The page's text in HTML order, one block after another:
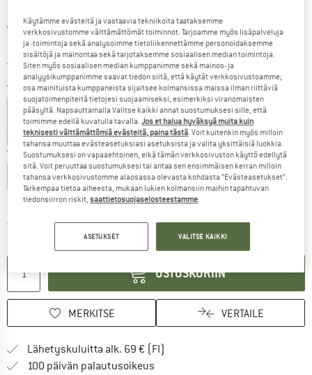
Alkuperäinen hinta :
44,95€
Hinta:
35,06€ sis. alv
lisätään LähetyskulutTietoa lähetyskuluista. Avautuu tietokentässä
Väri:Orange Peel
22% 22% 22%
Valitse koko:
XS S M L XL XXL
Kokotaulukko
Toimitusaika: 6-8 arkipäivääLinkki avautuu tietokentässä ja sisältää
OSTOSKORIIN
MERKITSE VERTAILE
Lähetyskuluitta alk. 69 € (FI)
100 päivän palautusoikeus
Käytämme evästeitä ja vastaavia tekniikoita taataksemme
verkkosivustomme välttämättömät toiminnot. Tarjoamme myös lisäpalveluja
ja -toimintoja sekä analysoimme tietoliikennettämme personoidaksemme
sisältöjä ja mainontaa sekä tarjotaksemme sosiaalisen median toimintoja.
Siten myös sosiaalisen median kumppanimme sekä mainos- ja
analyysikumppanimme saavat tiedon siitä, että käytät verkkosivustoamme;
osa mainituista kumppaneista sijaitsee kolmansissa maissa ilman riittäviä
suojatoimenpiteitä tietojesi suojaamiseksi, esimerkiksi viranomaisten
pääsyltä. Napsauttamalla Valitse kaikki annat suostumuksesi sille, että
toimimme edellä kuvatulla tavalla.Jos et halua hyväksyä muita kuin
teknisesti välttämättömiä evästeitä, paina tästä . Voit kuitenkin myös milloin
tahansa muuttaa evästeasetuksiasi asetuksista ja valita yksittäisiä luokkia.
Suostumuksesi on vapaaehtoinen, eikä tämän verkkosivuston käyttö edellytä
sitä. Voit peruuttaa suostumuksesi tai antaa sen ensimmäisen kerran milloin
tahansa verkkosivustomme alaosassa olevasta kohdasta ”Evästeasetukset”.
Tarkempaa tietoa aiheesta, mukaan lukien kolmansiin maihin tapahtuvan
tiedonsiirron riskit,saattietosuojaselosteestamme
ASETUKSET VALITSE KAIKKI